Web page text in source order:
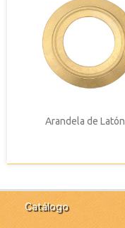
Arandela de Latón
Catálogo